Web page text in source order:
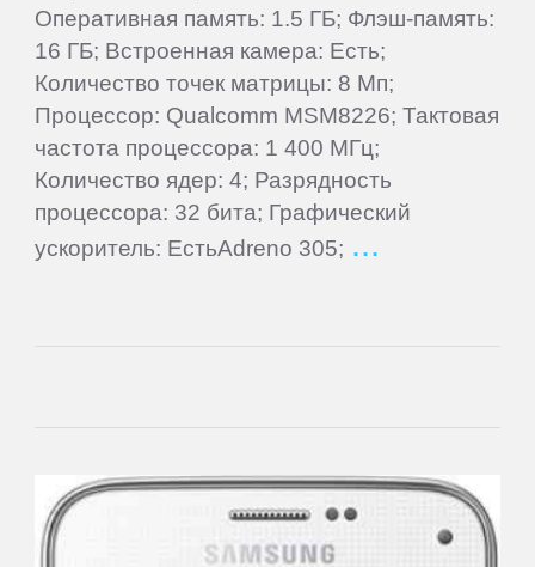
Оперативная память: 1.5 ГБ; Флэш-память:
16 ГБ; Встроенная камера: Есть;
Количество точек матрицы: 8 Мп;
Процессор: Qualcomm MSM8226; Тактовая
частота процессора: 1 400 МГц;
Количество ядер: 4; Разрядность
процессора: 32 бита; Графический
ускоритель: ЕстьAdreno 305;
LG
Manta
Match
Tech
MSI